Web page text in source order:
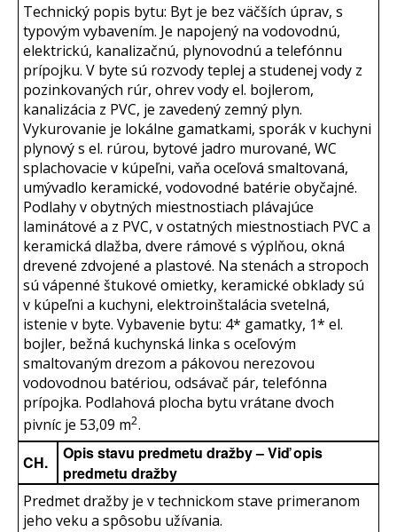
Technický popis bytu: Byt je bez väčších úprav, s
typovým vybavením. Je napojený na vodovodnú,
elektrickú, kanalizačnú, plynovodnú a telefónnu
prípojku. V byte sú rozvody teplej a studenej vody z
pozinkovaných rúr, ohrev vody el. bojlerom,
kanalizácia z PVC, je zavedený zemný plyn.
Vykurovanie je lokálne gamatkami, sporák v kuchyni
plynový s el. rúrou, bytové jadro murované, WC
splachovacie v kúpeľni, vaňa oceľová smaltovaná,
umývadlo keramické, vodovodné batérie obyčajné.
Podlahy v obytných miestnostiach plávajúce
laminátové a z PVC, v ostatných miestnostiach PVC a
keramická dlažba, dvere rámové s výplňou, okná
drevené zdvojené a plastové. Na stenách a stropoch
sú vápenné štukové omietky, keramické obklady sú
v kúpeľni a kuchyni, elektroinštalácia svetelná,
istenie v byte. Vybavenie bytu: 4* gamatky, 1* el.
bojler, bežná kuchynská linka s oceľovým
smaltovaným drezom a pákovou nerezovou
vodovodnou batériou, odsávač pár, telefónna
prípojka. Podlahová plocha bytu vrátane dvoch
pivníc je 53,09 m2.
CH.
Opis stavu predmetu dražby – Viď opis
predmetu dražby
Predmet dražby je v technickom stave primeranom
jeho veku a spôsobu užívania.